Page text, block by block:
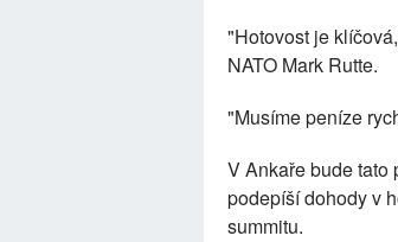
"Hotovost je
NATO Mark Rutte.
"Musíme peníze
V Ankaře bude tato
podepíší dohody v
summitu.